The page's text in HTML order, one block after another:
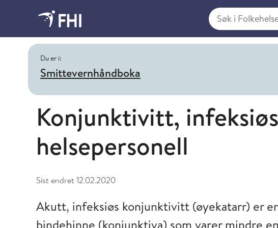
Søk i
Du er i:
Smittevernhåndboka
Konjunktivitt,
helsepersonell
Sist endret12.02.2020
Akutt, infeksiøs konjunktivitt (øyekatarr) er
bindehinne (konjunktiva) som varer mindre